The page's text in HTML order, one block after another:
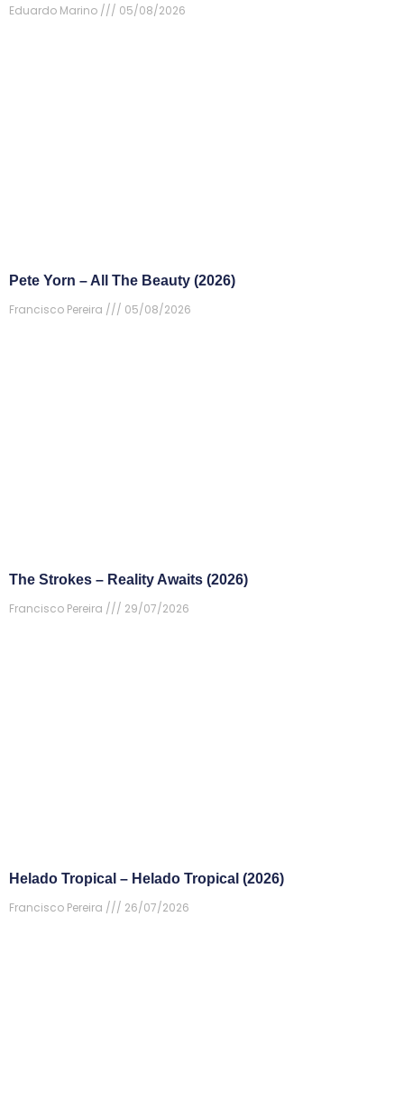
Eduardo Marino 05/08/2026
Pete Yorn – All The Beauty (2026)
Francisco Pereira
05/08/2026
The Strokes – Reality Awaits (2026)
Francisco Pereira
29/07/2026
Helado Tropical – Helado Tropical (2026)
Francisco Pereira
26/07/2026